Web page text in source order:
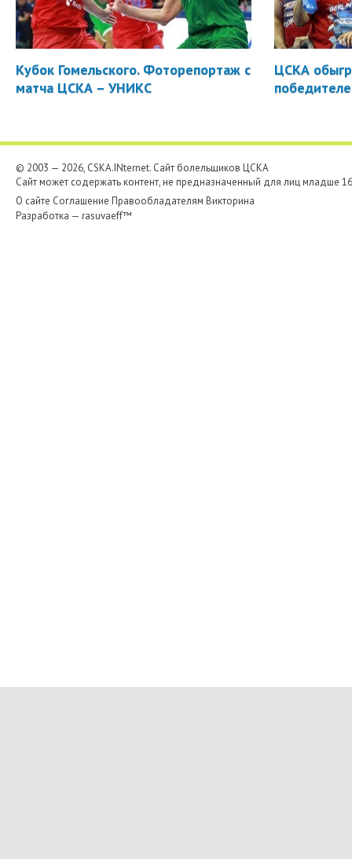
Кубок Гомельского. Фоторепортаж с
матча ЦСКА – УНИКС
ЦСКА
© 2003 — 2026, CSKA.INternet. Cайт болельщиков ЦСКА
Сайт может содержать контент, не предназначенный для лиц младше
О сайте Соглашение Правообладателям Викторина
Разработка — rasuvaeff™